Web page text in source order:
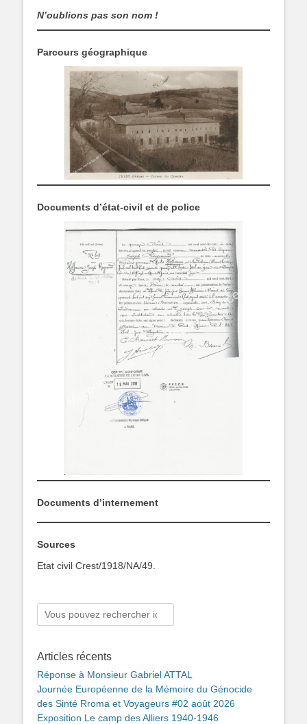
N’oublions pas son nom !
Parcours géographique
Documents d’état-civil et de police
Documents d’internement
Sources
Etat civil Crest/1918/NA/49.
Rechercher :
Articles récents
Réponse à Monsieur Gabriel ATTAL
Journée Européenne de la Mémoire du Génocide
des Sinté Rroma et Voyageurs #02 août 2026
Exposition Le camp des Alliers 1940-1946